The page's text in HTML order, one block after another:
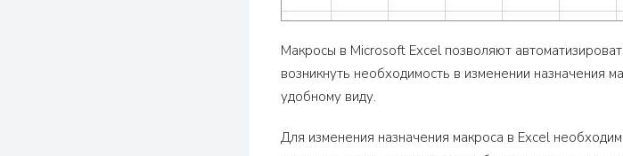
Макросы в Microsoft Excel позволяют
возникнуть необходимость в изменении назначения
удобному виду.
Для изменения назначения макроса в Excel